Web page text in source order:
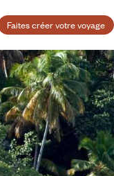
Faites créer votre voyage